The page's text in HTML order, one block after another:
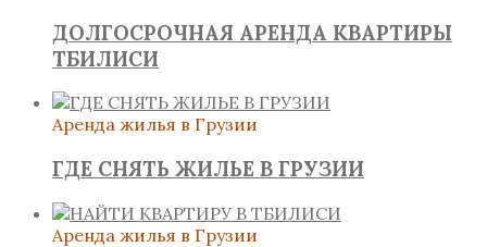
ДОЛГОСРОЧНАЯ АРЕНДА КВАРТИРЫ
ТБИЛИСИ
Аренда жилья в Грузии
ГДЕ СНЯТЬ ЖИЛЬЕ В ГРУЗИИ
Аренда жилья в Грузии